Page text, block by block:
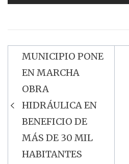
Navegación
de
entradas
MUNICIPIO PONE
EN MARCHA
OBRA
HIDRÁULICA EN
BENEFICIO DE
MÁS DE 30 MIL
HABITANTES